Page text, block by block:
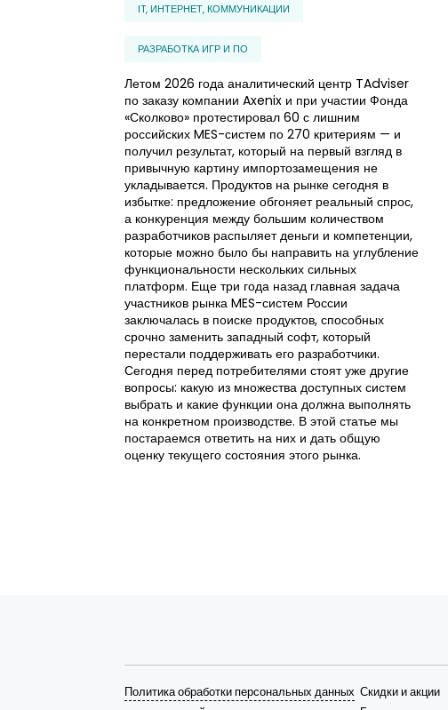
IT, ИНТЕРНЕТ, КОММУНИКАЦИИ
РАЗРАБОТКА ИГР И ПО
Летом 2026 года аналитический центр TAdviser
по заказу компании Axenix и при участии Фонда
«Сколково» протестировал 60 с лишним
российских MES-систем по 270 критериям — и
получил результат, который на первый взгляд в
привычную картину импортозамещения не
укладывается. Продуктов на рынке сегодня в
избытке: предложение обгоняет реальный спрос,
а конкуренция между большим количеством
разработчиков распыляет деньги и компетенции,
которые можно было бы направить на углубление
функциональности нескольких сильных
платформ. Еще три года назад главная задача
участников рынка MES-систем России
заключалась в поиске продуктов, способных
срочно заменить западный софт, который
перестали поддерживать его разработчики.
Сегодня перед потребителями стоят уже другие
вопросы: какую из множества доступных систем
выбрать и какие функции она должна выполнять
на конкретном производстве. В этой статье мы
постараемся ответить на них и дать общую
оценку текущего состояния этого рынка.
Политика обработки персональных данных Скидки и акции